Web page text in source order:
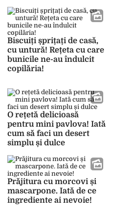
Biscuiți șprițați de casă,
cu untură! Rețeta cu care
bunicile ne-au îndulcit
copilăria!
O rețetă delicioasă
pentru mini pavlova! Iată
cum să faci un desert
simplu și dulce
Prăjitura cu morcovi și
mascarpone. Iată de ce
ingrediente ai nevoie!